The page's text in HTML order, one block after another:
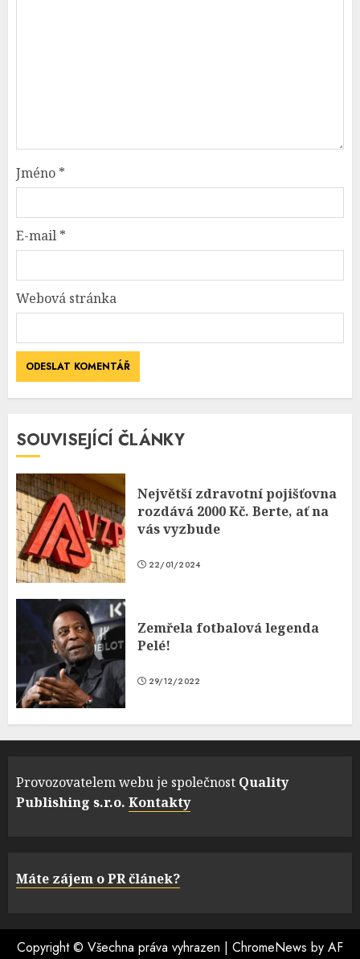
Jméno *
E-mail *
Webová stránka
SOUVISEJÍCÍ ČLÁNKY
Největší zdravotní pojišťovna
rozdává 2000 Kč. Berte, ať na
vás vyzbude
22/01/2024
Zemřela fotbalová legenda
Pelé!
29/12/2022
Provozovatelem webu je společnost Quality
Publishing s.r.o. Kontakty
Máte zájem o PR článek?
Copyright © Všechna práva vyhrazen | ChromeNews by AF